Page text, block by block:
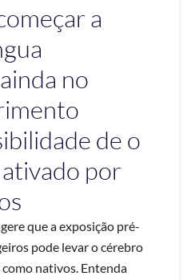
a
no
de o
por
que a exposição pré-
pode levar o cérebro
nativos. Entenda